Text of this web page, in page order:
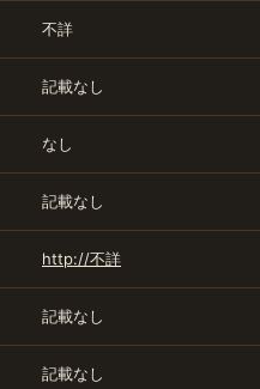
不詳
記載なし
なし
記載なし
http://不詳
記載なし
記載なし